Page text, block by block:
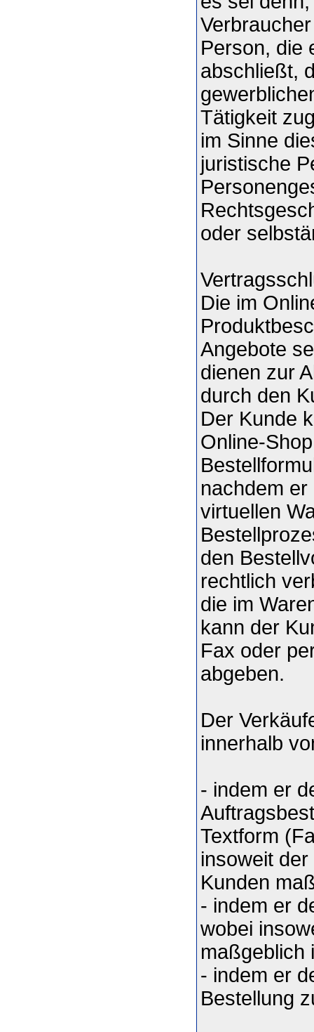
Person, die
abschließt,
Tätigkeit
im Sinne
juristische
oder
Die im
Angebote
dienen zur
durch den
Der Kunde
Online-
nachdem
virtuellen
den
rechtlich
die im
kann der
Fax oder
abgeben.
Der
innerhalb
- indem er
Textform
insoweit
Kunden
- indem er
wobei
maßgeblich
- indem er
Bestellung